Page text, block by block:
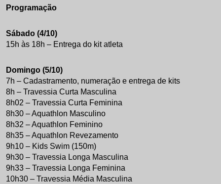
Programação
Sábado (4/10)
15h às 18h – Entrega do kit atleta
Domingo (5/10)
7h – Cadastramento, numeração e entrega de kits
8h – Travessia Curta Masculina
8h02 – Travessia Curta Feminina
8h30 – Aquathlon Masculino
8h32 – Aquathlon Feminino
8h35 – Aquathlon Revezamento
9h10 – Kids Swim (150m)
9h30 – Travessia Longa Masculina
9h33 – Travessia Longa Feminina
10h30 – Travessia Média Masculina